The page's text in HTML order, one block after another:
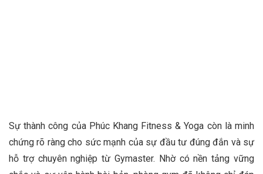
Sự thành công của Phúc Khang Fitness & Yoga còn là minh
chứng rõ ràng cho sức mạnh của sự đầu tư đúng đắn và sự
hỗ trợ chuyên nghiệp từ Gymaster. Nhờ có nền tảng vững